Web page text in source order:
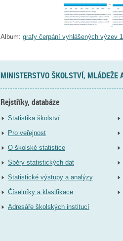
Album: grafy čerpání vyhlášených výzev
MINISTERSTVO ŠKOLSTVÍ, MLÁDEŽE
Rejstříky, databáze
Statistika školství
Pro veřejnost
O školské statistice
Sběry statistických dat
Statistické výstupy a analýzy
Číselníky a klasifikace
Adresáře školských institucí